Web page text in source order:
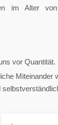
im Alter
vor Quantität.